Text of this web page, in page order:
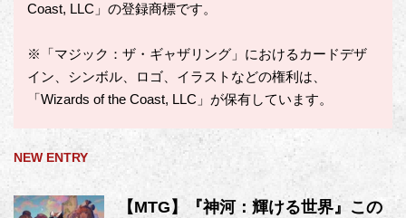
Coast, LLC」の登録商標です。
※「マジック：ザ・ギャザリング」におけるカードデザ
イン、シンボル、ロゴ、イラストなどの権利は、
「Wizards of the Coast, LLC」が保有しています。
NEW ENTRY
【MTG】『神河：輝ける世界』この